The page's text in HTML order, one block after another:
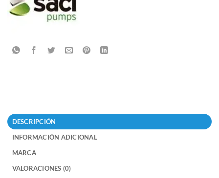
DESCRIPCIÓN
INFORMACIÓN ADICIONAL
MARCA
VALORACIONES (0)